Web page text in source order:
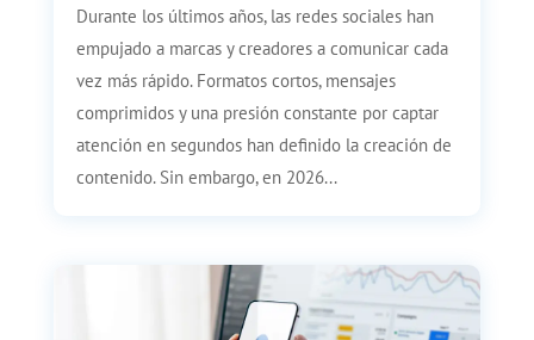
Durante los últimos años, las redes sociales han
empujado a marcas y creadores a comunicar cada
vez más rápido. Formatos cortos, mensajes
comprimidos y una presión constante por captar
atención en segundos han definido la creación de
contenido. Sin embargo, en 2026...